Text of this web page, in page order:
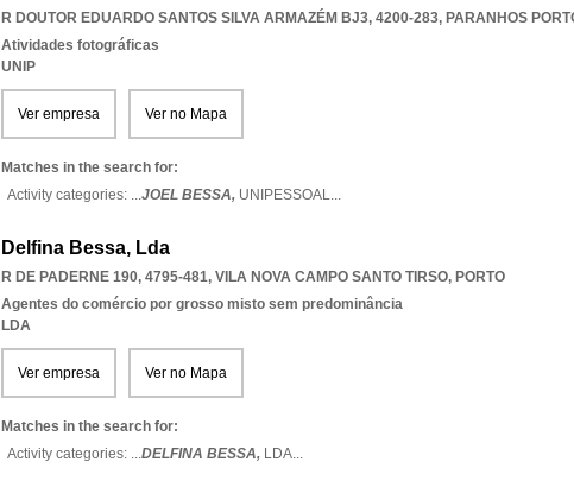
R DOUTOR EDUARDO SANTOS SILVA ARMAZÉM BJ3, 4200-283, PARANHOS
Atividades fotográficas
UNIP
Ver empresa Ver no Mapa
Matches in the search for:
Activity categories: ...JOEL BESSA, UNIPESSOAL...
Delfina Bessa, Lda
R DE PADERNE 190, 4795-481, VILA NOVA CAMPO SANTO TIRSO, PORTO
Agentes do comércio por grosso misto sem predominância
LDA
Ver empresa Ver no Mapa
Matches in the search for:
Activity categories: ...DELFINA BESSA, LDA...